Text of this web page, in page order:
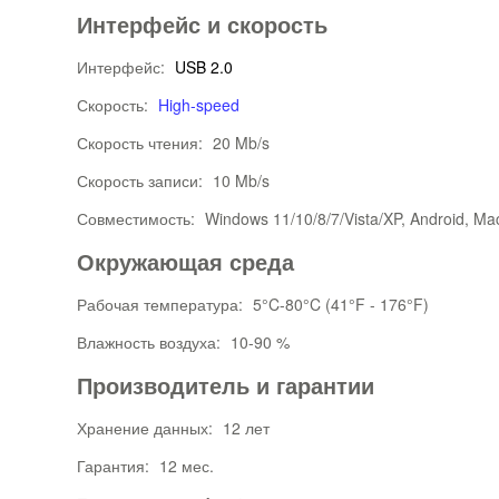
Интерфейс и скорость
Интерфейс: USB 2.0
Скорость: High-speed
Скорость чтения: 20 Mb/s
Скорость записи: 10 Mb/s
Совместимость: Windows 11/10/8/7/Vista/XP, Android,
Окружающая среда
Рабочая температура: 5°C-80°C (41°F - 176°F)
Влажность воздуха: 10-90 %
Производитель и гарантии
Хранение данных: 12 лет
Гарантия: 12 мес.